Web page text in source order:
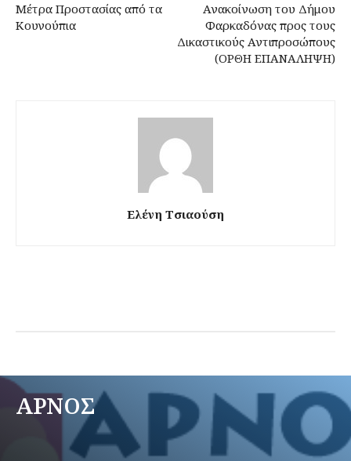
Μέτρα Προστασίας από τα
Κουνούπια
Ανακοίνωση του Δήμου
Φαρκαδόνας προς τους
Δικαστικούς Αντιπροσώπους
(ΟΡΘΗ ΕΠΑΝΑΛΗΨΗ)
Ελένη Τσιαούση
ΑΡΝΟΣ